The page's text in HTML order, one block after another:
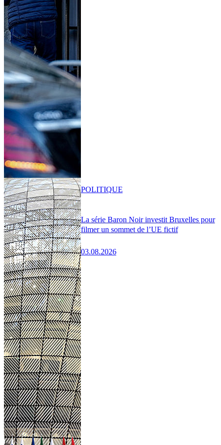
La série Baron Noir investit Bruxelles pour
filmer un sommet de l’UE fictif
03.08.2026
POLITIQUE